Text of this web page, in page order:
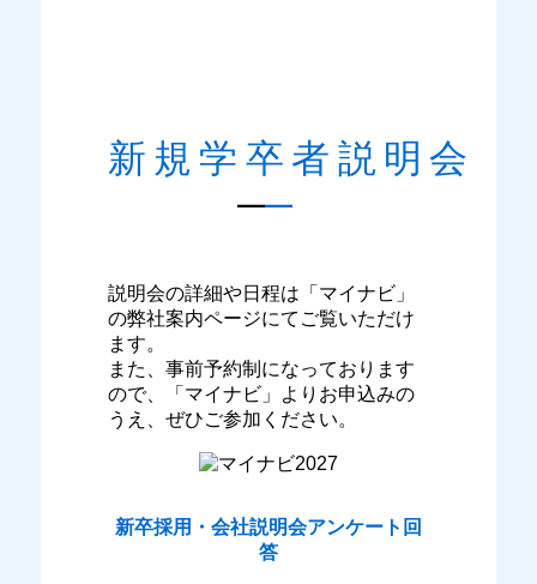
新規学卒者説明会
説明会の詳細や日程は「マイナビ」
の弊社案内ページにてご覧いただけ
ます。
また、事前予約制になっております
ので、「マイナビ」よりお申込みの
うえ、ぜひご参加ください。
新卒採用・会社説明会アンケート回
答